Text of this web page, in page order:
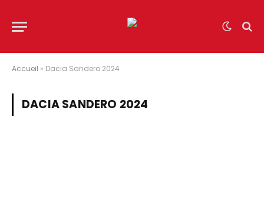
Accueil » Dacia Sandero 2024
DACIA SANDERO 2024